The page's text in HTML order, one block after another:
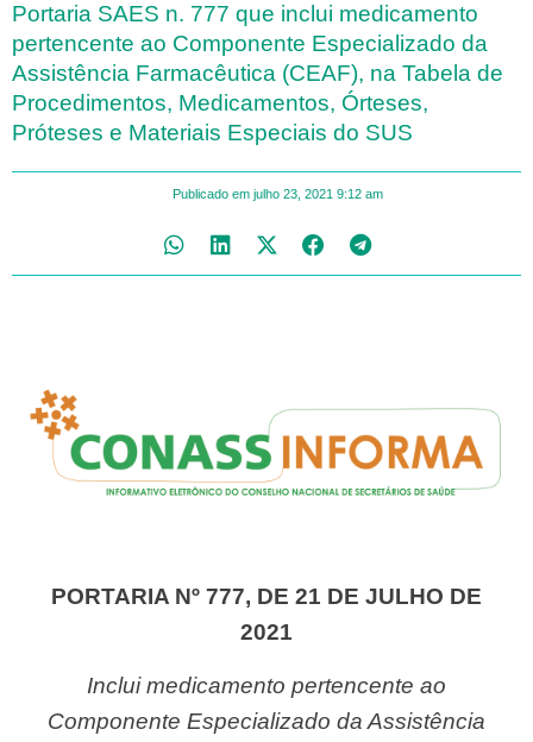
Portaria SAES n. 777 que inclui medicamento
pertencente ao Componente Especializado da
Assistência Farmacêutica (CEAF), na Tabela de
Procedimentos, Medicamentos, Órteses,
Próteses e Materiais Especiais do SUS
Publicado em julho 23, 2021 9:12 am
PORTARIA Nº 777, DE 21 DE JULHO DE
2021
Inclui medicamento pertencente ao
Componente Especializado da Assistência